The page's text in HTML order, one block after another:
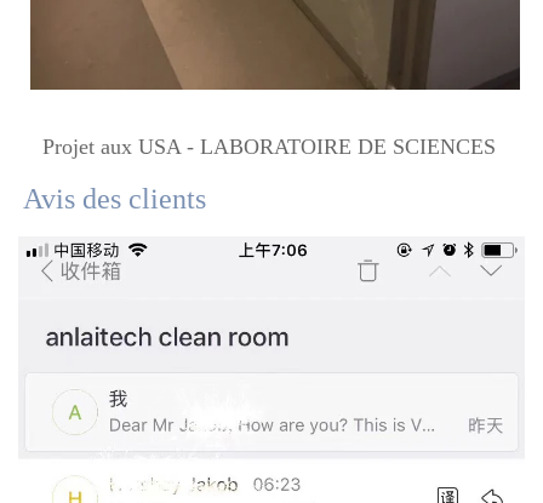
Projet aux USA - LABORATOIRE DE SCIENCES
Avis des clients